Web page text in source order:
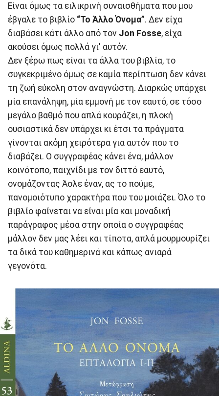
Είναι όμως τα ειλικρινή συναισθήματα που μου
έβγαλε το βιβλίο “Το Άλλο Όνομα”. Δεν είχα
διαβάσει κάτι άλλο από τον Jon Fosse, είχα
ακούσει όμως πολλά γι' αυτόν.
Δεν ξέρω πως είναι τα άλλα του βιβλία, το
συγκεκριμένο όμως σε καμία περίπτωση δεν κάνει
τη ζωή εύκολη στον αναγνώστη. Διαρκώς υπάρχει
μία επανάληψη, μία εμμονή με τον εαυτό, σε τόσο
μεγάλο βαθμό που απλά κουράζει, η πλοκή
ουσιαστικά δεν υπάρχει κι έτσι τα πράγματα
γίνονται ακόμη χειρότερα για αυτόν που το
διαβάζει. Ο συγγραφέας κάνει ένα, μάλλον
κοινότοπο, παιχνίδι με τον διττό εαυτό,
ονομάζοντας Άσλε έναν, ας το πούμε,
πανομοιότυπο χαρακτήρα που του μοιάζει. Όλο το
βιβλίο φαίνεται να είναι μία και μοναδική
παράγραφος μέσα στην οποία ο συγγραφέας
μάλλον δεν μας λέει και τίποτα, απλά μουρμουρίζει
τα δικά του καθημερινά και κάπως ανιαρά
γεγονότα.